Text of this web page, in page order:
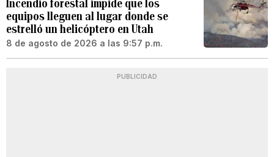
Incendio forestal impide que los
equipos lleguen al lugar donde se
estrelló un helicóptero en Utah
8 de agosto de 2026 a las 9:57 p.m.
PUBLICIDAD